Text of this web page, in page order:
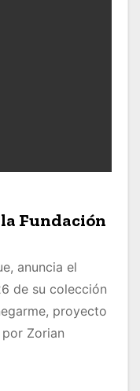
Fundación
anuncia el
de su colección
proyecto
Zorian